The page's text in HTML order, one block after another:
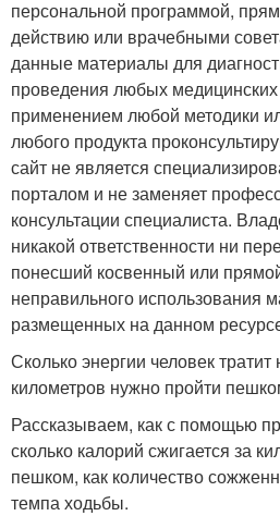
персональной программой,
действию или врачебными
данные материалы для
проведения любых
применением любой методики
любого продукта
сайт не является
порталом и не заменяет
консультации специалиста.
никакой ответственности ни
понесший косвенный или
неправильного использования
размещенных на данном
Сколько энергии человек тратит
километров нужно пройти
Рассказываем, как с помощью
сколько калорий сжигается за
пешком, как количество
темпа ходьбы.